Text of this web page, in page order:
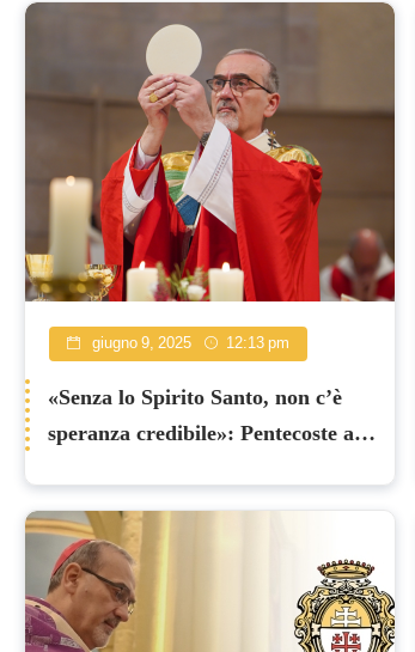
Easter
giugno 9, 2025 12:13 pm
«Senza lo Spirito Santo, non c’è
speranza credibile»: Pentecoste a